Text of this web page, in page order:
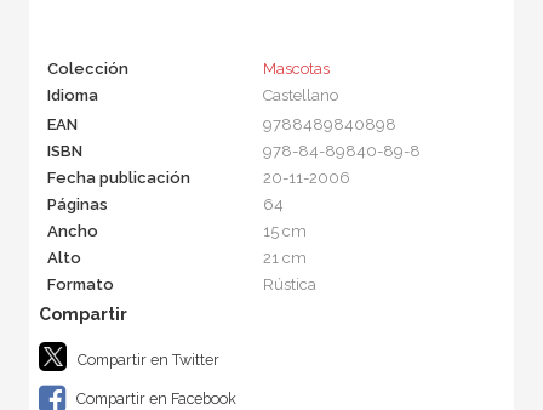
Colección
Mascotas
Idioma
Castellano
EAN
9788489840898
ISBN
978-84-89840-89-8
Fecha publicación
20-11-2006
Páginas
64
Ancho
15 cm
Alto
21 cm
Formato
Rústica
Compartir en Twitter
Compartir en Facebook